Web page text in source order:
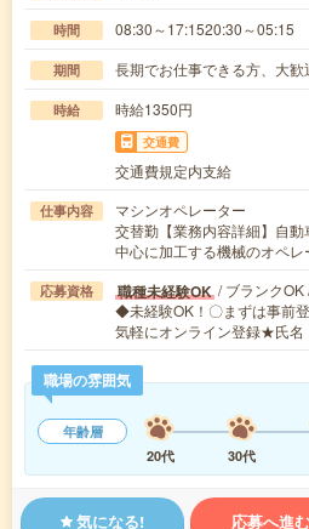
時間 08:30～17:1520:30～05:15
期間 長期でお仕事できる方、大歓
時給 時給1350円
交通費
交通費規定内支給
仕事内容
マシンオペレーター
交替勤【業務内容詳細】自
中心に加工する機械のオペ
応募資格 職種未経験OK / ブランク
◆未経験OK！〇まずは事前
気軽にオンライン登録★氏
職場の雰囲気
年齢層
20代
30代
気になる! 応募へ進む